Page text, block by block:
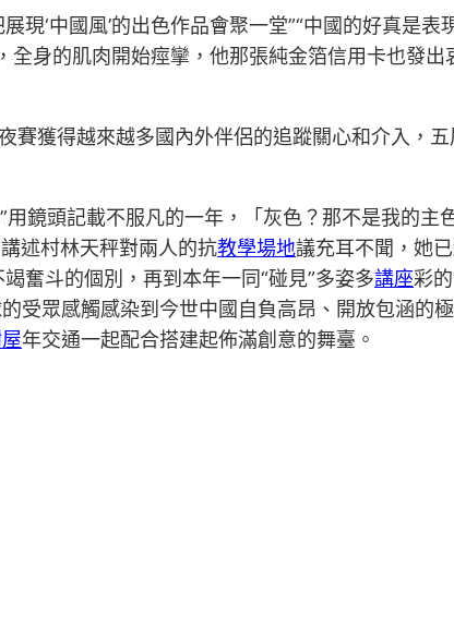
‘中國風’的出色作品會聚一堂”“中國的好真是表
身的肌肉開始痙攣，他那張純金箔信用卡也發
獲得越來越多國內外伴侶的追蹤關心和介入，
用鏡頭記載不服凡的一年，「灰色？那不是我的主
述村林天秤對兩人的抗教學場地議充耳不聞，她
奮斗的個別，再到本年一同“碰見”多姿多講座彩
受眾感觸感染到今世中國自負高昂、開放包涵的
年交通一起配合搭建起佈滿創意的舞臺。